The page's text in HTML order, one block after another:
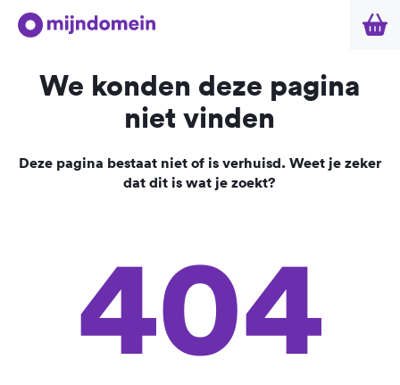
We konden deze pagina
niet vinden
Deze pagina bestaat niet of is verhuisd. Weet je zeker
dat dit is wat je zoekt?
404